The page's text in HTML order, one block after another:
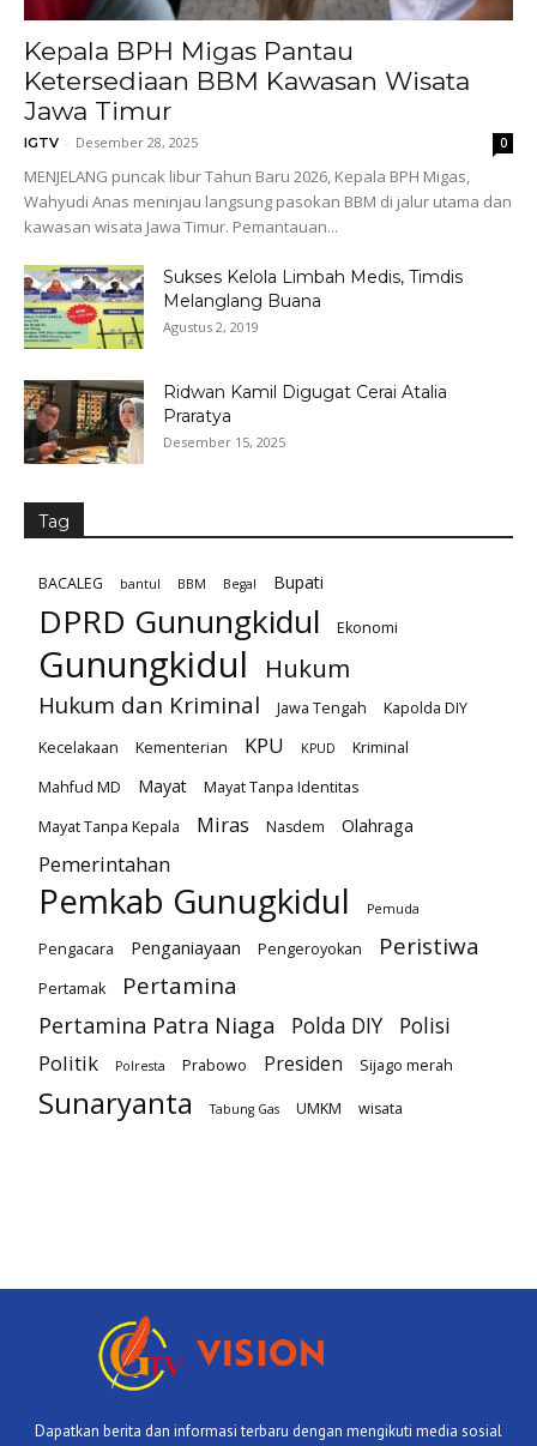
Kepala BPH Migas Pantau
Ketersediaan BBM Kawasan Wisata
Jawa Timur
IGTV - Desember 28, 2025 0
MENJELANG puncak libur Tahun Baru 2026, Kepala BPH Migas,
Wahyudi Anas meninjau langsung pasokan BBM di jalur utama dan
kawasan wisata Jawa Timur. Pemantauan...
Sukses Kelola Limbah Medis, Timdis
Melanglang Buana
Agustus 2, 2019
Ridwan Kamil Digugat Cerai Atalia
Praratya
Desember 15, 2025
Tag
BACALEG bantul BBM Begal Bupati
DPRD Gunungkidul Ekonomi
Gunungkidul Hukum
Hukum dan Kriminal Jawa Tengah
Kapolda DIY
Kecelakaan
Kementerian KPU KPUD
Kriminal
Mahfud MD
Mayat
Mayat Tanpa Identitas
Mayat Tanpa Kepala
Miras Nasdem Olahraga
Pemerintahan
Pemkab Gunugkidul Pemuda
Pengacara Penganiayaan Pengeroyokan Peristiwa
Pertamak Pertamina
Pertamina Patra Niaga Polda DIY
Polisi
Politik
Polresta Prabowo Presiden Sijago merah
Sunaryanta Tabung Gas UMKM wisata
Dapatkan berita dan informasi terbaru dengan mengikuti media sosial